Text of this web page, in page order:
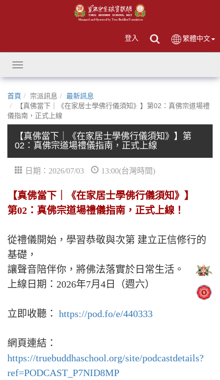
登入 繁體中文
Toggle
navigation
首頁 宗派訊息
最新訊息
【真佛當下｜《在家居士學佛行儀須知》】第02：真佛宗道場禮
儀指南，正式上線
【真佛當下｜《在家居士學佛行儀須知》】第
02：真佛宗道場禮儀指南，正式上線
日期：2026/07/03 13:00(台灣時間)
【真佛當下｜《在家居士學佛行儀須知》】
第02：真佛宗道場禮儀指南，正式上線！
從禮儀開始，學習恭敬與次第 建立正信修行的
基礎，
讓聲音陪伴你，將佛法落實於日常生活。
上線日期：2026年7月4日（週六）
立即收聽： https://pod.fo/e/440333
網頁連結：
https://truebuddhaschool.org/site/podcastdetails?
ref=PODCAST_P7NID8MP